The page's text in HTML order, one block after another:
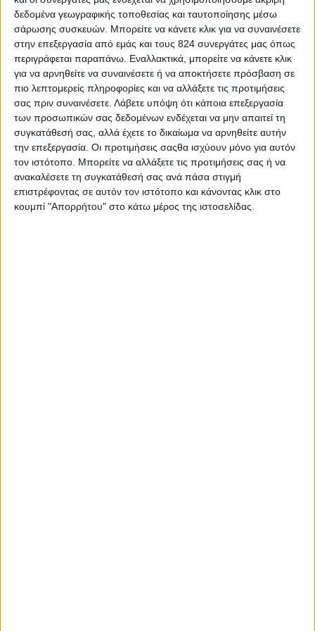
δεδομένα γεωγραφικής τοποθεσίας και ταυτοποίησης μέσω
σάρωσης συσκευών. Μπορείτε να κάνετε κλικ για να συναινέσετε
στην επεξεργασία από εμάς και τους 824 συνεργάτες μας όπως
περιγράφεται παραπάνω. Εναλλακτικά, μπορείτε να κάνετε κλικ
για να αρνηθείτε να συναινέσετε ή να αποκτήσετε πρόσβαση σε
πιο λεπτομερείς πληροφορίες και να αλλάξετε τις προτιμήσεις
σας πριν συναινέσετε. Λάβετε υπόψη ότι κάποια επεξεργασία
των προσωπικών σας δεδομένων ενδέχεται να μην απαιτεί τη
συγκατάθεσή σας, αλλά έχετε το δικαίωμα να αρνηθείτε αυτήν
την επεξεργασία. Οι προτιμήσεις σαςθα ισχύουν μόνο για αυτόν
τον ιστότοπο. Μπορείτε να αλλάξετε τις προτιμήσεις σας ή να
ανακαλέσετε τη συγκατάθεσή σας ανά πάσα στιγμή
επιστρέφοντας σε αυτόν τον ιστότοπο και κάνοντας κλικ στο
κουμπί "Απορρήτου" στο κάτω μέρος της ιστοσελίδας.
Οργανωθείτε.Ας σκεφτούμε πόσο χρόνο πρόκειται
να καθίσουμε στην παραλία κι ας
προγραμματίσουμε τα σνακ μας. Αν μάλιστα,
υπάρχει περίπτωση να παραμείνουμε περισσότερο
χρόνο, τότε μπορούμε να ετοιμάσουμε κάτι για
κύριο γεύμα από το σπίτι μας, ή να μάθουμε τις
επιλογές που έχει το beach bar ώστε να
προσχεδιάσουμε τι θα φάμε, είτε να έχουμε
αποφασίσει εκ των προτέρων σε ποιο εστιατόριο
της περιοχής μπορούμε να πάμε.
Σκεφτείτε… «ενυδατικά».Το σώμα μας χρειάζεται